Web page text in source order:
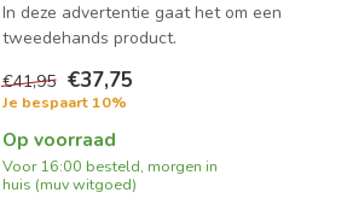
In deze advertentie gaat het om een
tweedehands product.
€41,95 €37,75
Je bespaart 10%
Op voorraad
Voor 16:00 besteld, morgen in
huis (muv witgoed)